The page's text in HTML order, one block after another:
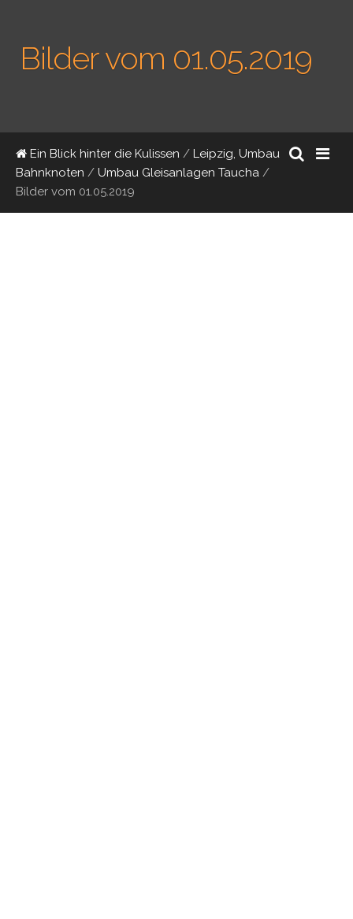
Bilder vom 01.05.2019
Ein Blick hinter die Kulissen / Leipzig, Umbau
Bahnknoten / Umbau Gleisanlagen Taucha /
Bilder vom 01.05.2019